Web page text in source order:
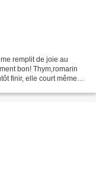
remplit de joie au
bon! Thym,romarin
finir, elle court même